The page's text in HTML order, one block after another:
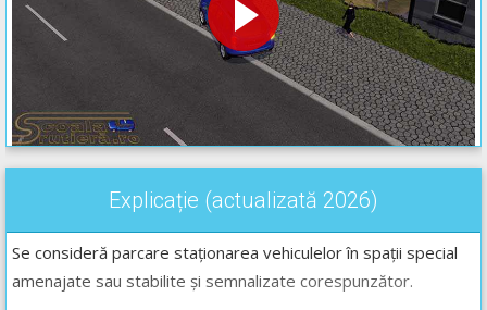
Explicație (actualizată 2026)
Se consideră parcare staționarea vehiculelor în spații special
amenajate sau stabilite și semnalizate corespunzător.